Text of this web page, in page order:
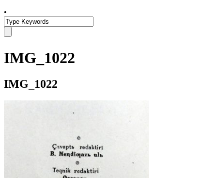
•
IMG_1022
IMG_1022